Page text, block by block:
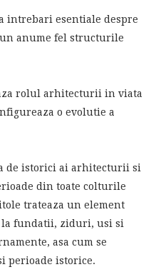
intrebari esentiale despre
anume fel structurile
rolul arhitecturii in viata
o evolutie a
de istorici ai arhitecturii si
din toate colturile
trateaza un element
la fundatii, ziduri, usi si
asa cum se
perioade istorice.